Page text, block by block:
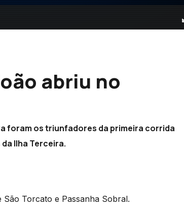
abriu no
foram os triunfadores da primeira corrida
Ilha Terceira.
Torcato e Passanha Sobral.